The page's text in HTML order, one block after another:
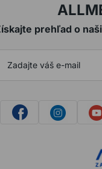
prehľad o